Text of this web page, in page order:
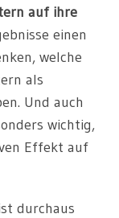
auf ihre
einen
welche
als
Und auch
wichtig,
Effekt auf
durchaus